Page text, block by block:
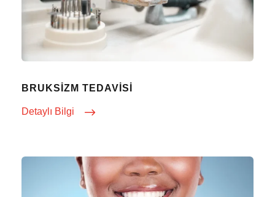
BRUKSIZM TEDAVISI
Detaylı Bilgi